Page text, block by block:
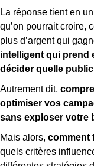
La réponse tient en
qu’on pourrait croire,
plus d’argent qui
intelligent qui prend
décider quelle
Autrement dit,
optimiser vos
sans exploser votre
Mais alors, comment
quels critères